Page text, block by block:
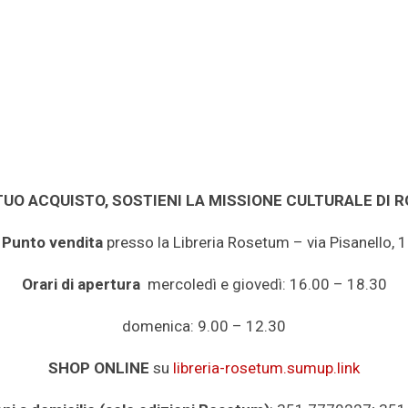
ACQUISTO, SOSTIENI LA MISSIONE CULTURALE DI
Punto venditapresso la Libreria Rosetum – via Pisanello, 1
Orari di aperturamercoledì e giovedì: 16.00 – 18.30
domenica: 9.00 – 12.30
SHOP ONLINE su libreria-rosetum.sumup.link